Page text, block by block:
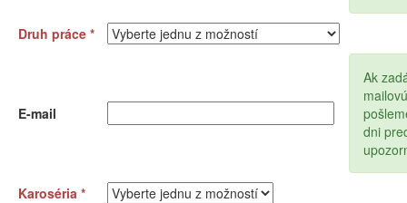
Druh práce *
E-mail
Ak
dni
Karoséria *